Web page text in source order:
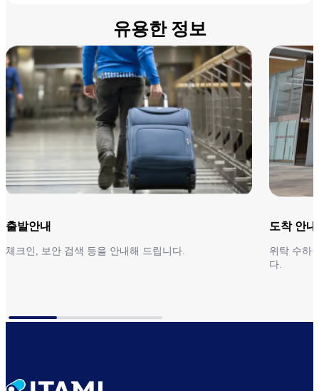
유용한 정보
출발안내
체크인, 보안 검색 등을 안내해 드립니다.
도착 안내
위탁 수하
다.